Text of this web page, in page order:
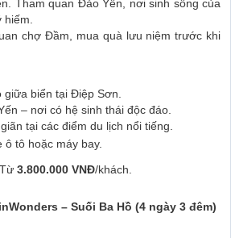
Tham quan Đảo Yến, nơi sinh sống của
chợ Đầm, mua quà lưu niệm trước khi
giữa biển tại Điệp Sơn.
– nơi có hệ sinh thái độc đáo.
tại các điểm du lịch nổi tiếng.
ô tô hoặc máy bay.
3.800.000 VNĐ/khách.
– Suối Ba Hồ (4 ngày 3 đêm)